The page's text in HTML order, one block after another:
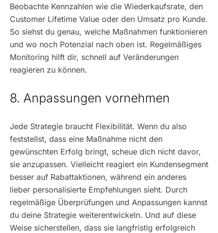
Beobachte Kennzahlen wie die Wiederkaufsrate, den
Customer Lifetime Value oder den Umsatz pro Kunde.
So siehst du genau, welche Maßnahmen funktionieren
und wo noch Potenzial nach oben ist. Regelmäßiges
Monitoring hilft dir, schnell auf Veränderungen
reagieren zu können.
8. Anpassungen vornehmen
Jede Strategie braucht Flexibilität. Wenn du also
feststellst, dass eine Maßnahme nicht den
gewünschten Erfolg bringt, scheue dich nicht davor,
sie anzupassen. Vielleicht reagiert ein Kundensegment
besser auf Rabattaktionen, während ein anderes
lieber personalisierte Empfehlungen sieht. Durch
regelmäßige Überprüfungen und Anpassungen kannst
du deine Strategie weiterentwickeln. Und auf diese
Weise sicherstellen, dass sie langfristig erfolgreich